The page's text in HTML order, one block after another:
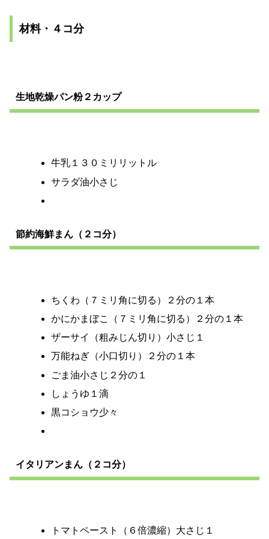
材料・４コ分
生地乾燥パン粉２カップ
牛乳１３０ミリリットル
サラダ油小さじ
節約海鮮まん（２コ分）
ちくわ（７ミリ角に切る）２分の１本
かにかまぼこ（７ミリ角に切る）２分の１本
ザーサイ（粗みじん切り）小さじ１
万能ねぎ（小口切り）２分の１本
ごま油小さじ２分の１
しょうゆ１滴
黒コショウ少々
イタリアンまん（２コ分）
トマトペースト（６倍濃縮）大さじ１